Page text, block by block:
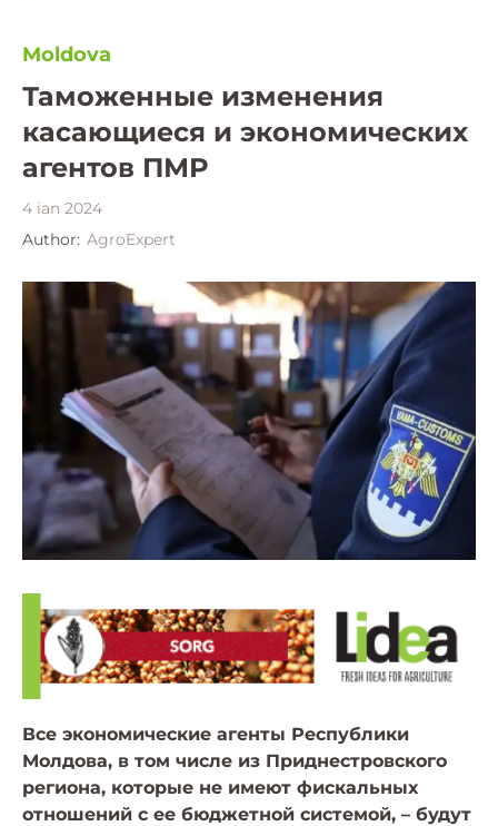
Moldova
Таможенные изменения
касающиеся и экономических
агентов ПМР
4 ian 2024
Author: AgroExpert
Все экономические агенты Республики
Молдова, в том числе из Приднестровского
региона, которые не имеют фискальных
отношений с ее бюджетной системой, – будут